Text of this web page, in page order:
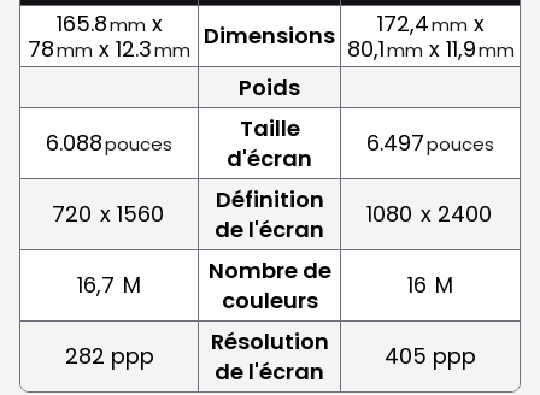
165.8mm x
78mm x 12.3mm Dimensions 172,4mm x
80,1mm x 11,9mm
Poids
6.088pouces
Taille
d'écran
6.497pouces
720 x 1560
Définition
de l'écran
1080 x 2400
16,7 M
Nombre de
couleurs
16 M
282 ppp
Résolution
de l'écran
405 ppp